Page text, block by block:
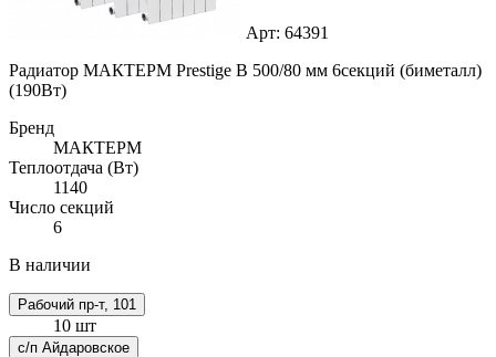
Арт: 64391
Радиатор МАКТЕРМ Prestige B 500/80 мм 6секций (биметалл)
(190Вт)
Бренд
МАКТЕРМ
Теплоотдача (Вт)
1140
Число секций
6
В наличии
Рабочий пр-т, 101
10 шт
с/п Айдаровское